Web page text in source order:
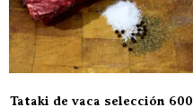
Tataki de vaca selección 600